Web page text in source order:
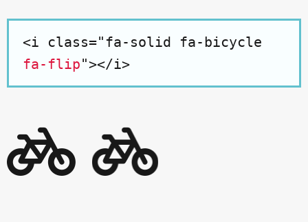
<i class="fa-solid fa-bicycle
fa-flip"></i>